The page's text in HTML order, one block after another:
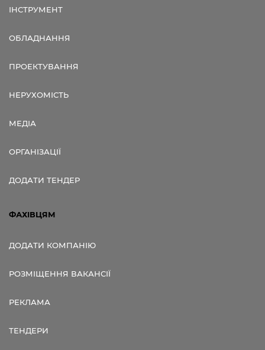
ІНСТРУМЕНТ
ОБЛАДНАННЯ
ПРОЕКТУВАННЯ
НЕРУХОМІСТЬ
МЕДІА
ОРГАНІЗАЦІЇ
ДОДАТИ ТЕНДЕР
ФАХІВЦЯМ
ДОДАТИ КОМПАНІЮ
РОЗМІЩЕННЯ ВАКАНСІЇ
РЕКЛАМА
ТЕНДЕРИ